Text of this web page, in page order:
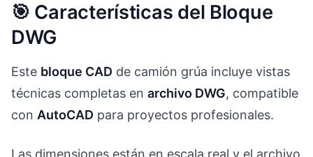
🎯 Características del Bloque
DWG
Este bloque CAD de camión grúa incluye vistas
técnicas completas en archivo DWG, compatible
con AutoCAD para proyectos profesionales.
Las dimensiones están en escala real y el archivo